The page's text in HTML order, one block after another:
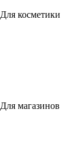
Для косметики
Для магазинов